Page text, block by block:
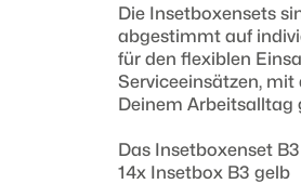
Die Insetboxensets
abgestimmt auf
für den flexiblen
Serviceeinsätzen,
Deinem Arbeitsalltag
Das Insetboxenset
14x Insetbox B3 gelb